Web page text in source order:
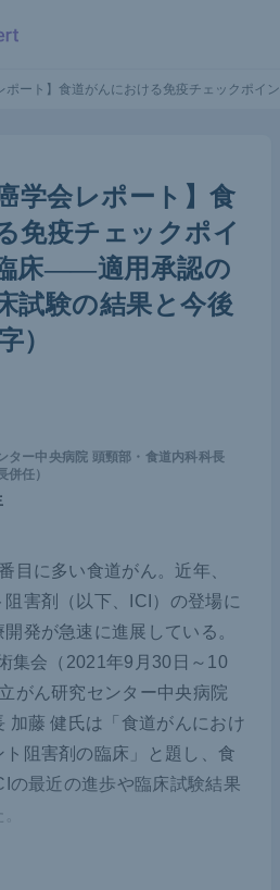
ポート】食道がんにおける免疫チェックポ
学会レポート】食
免疫チェックポイ
床――適用承認の
試験の結果と今後
）
ター中央病院 頭頸部・食道内科科長
併任）
目に多い食道がん。近年、
害剤（以下、ICI）の登場に
発が急速に進展している。
集会（2021年9月30日～10
がん研究センター中央病院
加藤 健氏は「食道がんにおけ
阻害剤の臨床」と題し、食
の最近の進歩や臨床試験結果